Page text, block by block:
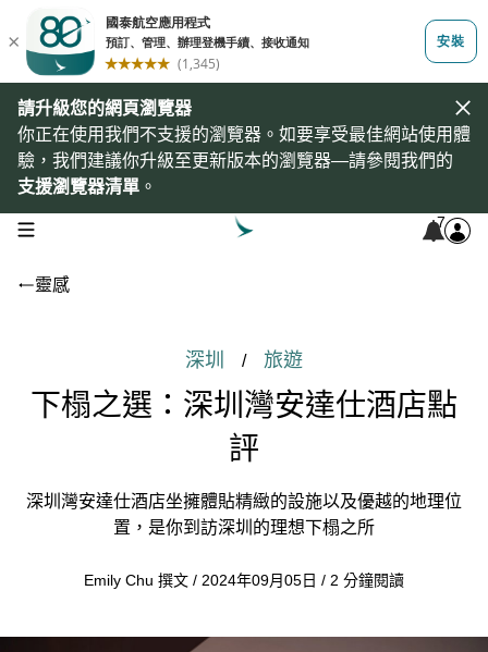
請升級您的網頁瀏覽器
你正在使用我們不支援的瀏覽器。如要享受最佳網站使用體
驗，我們建議你升級至更新版本的瀏覽器—請參閱我們的
支援瀏覽器清單 。
open navigation menu 7
靈感
深圳 / 旅遊
下榻之選：深圳灣安達仕酒店點
評
深圳灣安達仕酒店坐擁體貼精緻的設施以及優越的地理位
置，是你到訪深圳的理想下榻之所
Emily Chu 撰文 / 2024年09月05日 / 2 分鐘閱讀